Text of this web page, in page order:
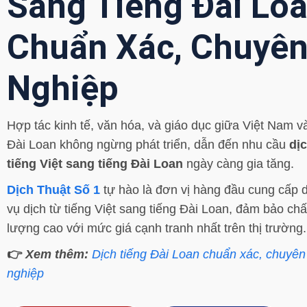
Chuẩn Xác, Chuyên
Nghiệp
Hợp tác kinh tế, văn hóa, và giáo dục giữa Việt Nam
Đài Loan không ngừng phát triển, dẫn đến nhu cầu
tiếng Việt sang tiếng Đài Loan ngày càng gia tăng.
Dịch Thuật Số 1 tự hào là đơn vị hàng đầu cung cấp
vụ dịch từ tiếng Việt sang tiếng Đài Loan, đảm bảo
lượng cao với mức giá cạnh tranh nhất trên thị trường.
👉Xem thêm: Dịch tiếng Đài Loan chuẩn xác, chuyên
nghiệp